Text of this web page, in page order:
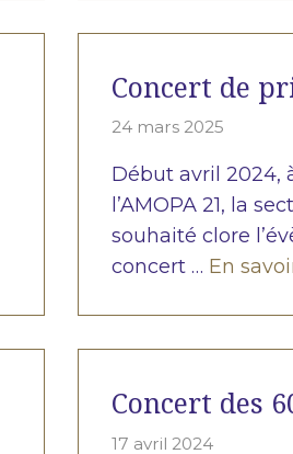
Concert de
24 mars 2025
Début avril 2024,
l’AMOPA 21, la
souhaité clore
concert … En
Concert des
17 avril 2024